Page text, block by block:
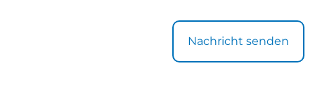
Nachricht senden